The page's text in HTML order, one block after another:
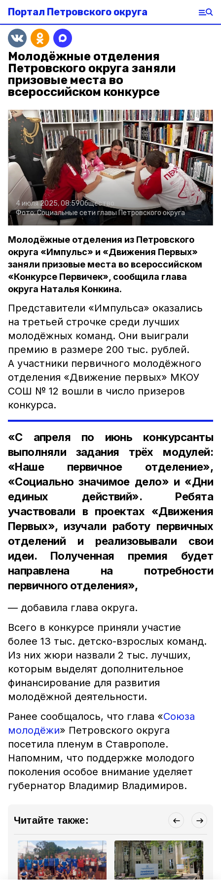
Портал Петровского округа
Молодёжные отделения
Петровского округа заняли
призовые места во
всероссийском конкурсе
4 июля 2025, 08:59Общество
Фото:Социальные сети главы Петровского округа
Молодёжные отделения из Петровского
округа «Импульс» и «Движения Первых»
заняли призовые места во всероссийском
«Конкурсе Первичек», сообщила глава
округа Наталья Конкина.
Представители «Импульса» оказались
на третьей строчке среди лучших
молодёжных команд. Они выиграли
премию в размере 200 тыс. рублей.
А участники первичного молодёжного
отделения «Движение первых» МКОУ
СОШ № 12 вошли в число призеров
конкурса.
«С апреля по июнь конкурсанты
выполняли задания трёх модулей:
«Наше первичное отделение»,
«Социально значимое дело» и «Дни
единых действий». Ребята
участвовали в проектах «Движения
Первых», изучали работу первичных
отделений и реализовывали свои
идеи. Полученная премия будет
направлена на потребности
первичного отделения»,
— добавила глава округа.
Всего в конкурсе приняли участие
более 13 тыс. детско-взрослых команд.
Из них жюри назвали 2 тыс. лучших,
которым выделят дополнительное
финансирование для развития
молодёжной деятельности.
Ранее сообщалось, что глава «Союза
молодёжи» Петровского округа
посетила пленум в Ставрополе.
Напомним, что поддержке молодого
поколения особое внимание уделяет
губернатор Владимир Владимиров.
Читайте также: